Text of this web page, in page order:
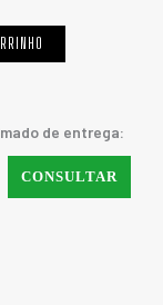
de entrega:
CONSULTAR